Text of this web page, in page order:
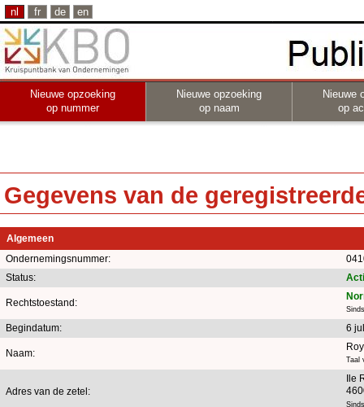
nl fr de en
Nieuwe opzoeking
op nummer
Nieuwe opzoeking
op naam
Nieuwe
op
Gegevens van de
Algemeen
Ondernemingsnummer:
Status:
Rechtstoestand:
Begindatum: 6
Naam:
Taal
Adres van de zetel:
Ile